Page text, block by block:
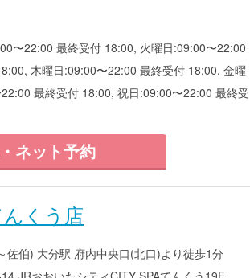
〜22:00 最終受付 18:00, 火曜日:09:00〜22:00
木曜日:09:00〜22:00 最終受付 18:00, 金曜
最終受付 18:00, 祝日:09:00〜22:00 最終受
ネット予約
くう店
佐伯) 大分駅 府内中央口(北口)より徒歩1分